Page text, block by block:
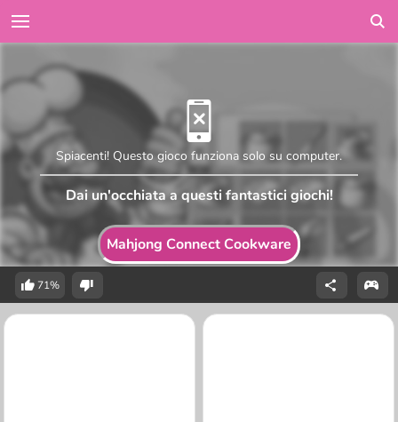
Mahjong Connect Cookware
Spiacenti! Questo gioco funziona solo su computer.
Dai un'occhiata a questi fantastici giochi!
71%